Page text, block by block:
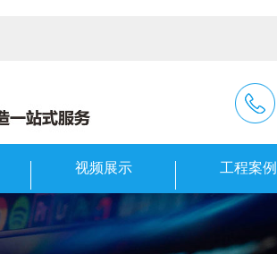
视频展示 工程案例